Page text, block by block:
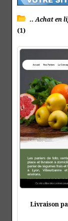
.. Achat en
(1)
Livraison